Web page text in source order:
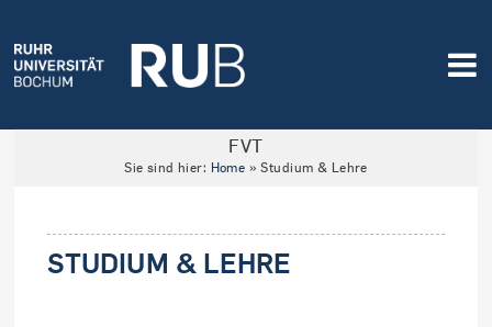
FVT
Sie sind hier: Home »Studium & Lehre
STUDIUM & LEHRE